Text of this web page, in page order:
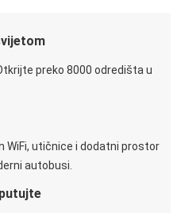
preko 8000 odredišta u
WiFi, utičnice i dodatni prostor
autobusi.